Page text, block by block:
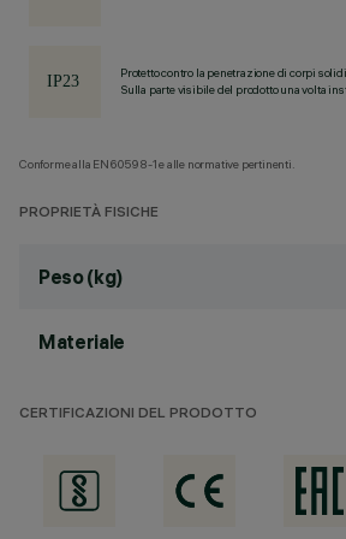
Protetto contro la penetrazione di corpi
Sulla parte visibile del prodotto una volta
Conforme alla EN60598-1 e alle normative pertinenti.
PROPRIETÀ FISICHE
Peso (kg)
Materiale
CERTIFICAZIONI DEL PRODOTTO